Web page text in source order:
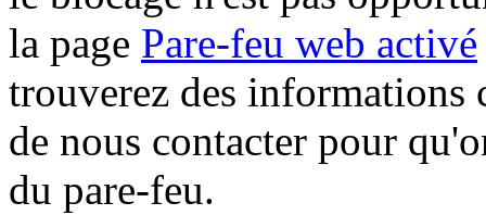
la page Pare-feu web activé
trouverez des informations
de nous contacter pour
du pare-feu.